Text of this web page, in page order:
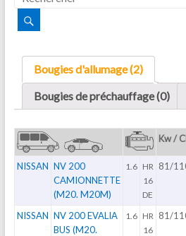
Bougies d'allumage (2)
Bougies de préchauffage (0)
Kw /
NISSAN NV 200
CAMIONNETTE
(M20. M20M)
1.6 HR
16
DE
81/
NISSAN NV 200 EVALIA
BUS (M20.
1.6 HR
16
81/